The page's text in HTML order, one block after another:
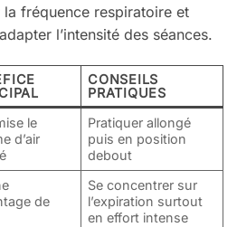
fréquence respiratoire et
l’intensité des séances.
CONSEILS
PRATIQUES
le
d’air
Pratiquer allongé
puis en position
debout
de
Se concentrer sur
l’expiration surtout
en effort intense